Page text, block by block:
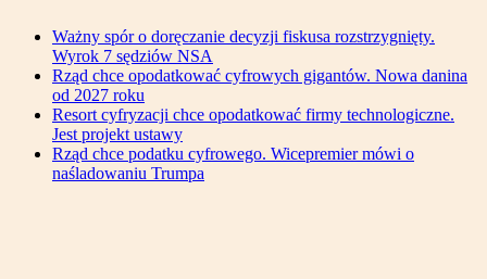
Ważny spór o doręczanie decyzji fiskusa rozstrzygnięty.
Wyrok 7 sędziów NSA
Rząd chce opodatkować cyfrowych gigantów. Nowa danina
od 2027 roku
Resort cyfryzacji chce opodatkować firmy technologiczne.
Jest projekt ustawy
Rząd chce podatku cyfrowego. Wicepremier mówi o
naśladowaniu Trumpa